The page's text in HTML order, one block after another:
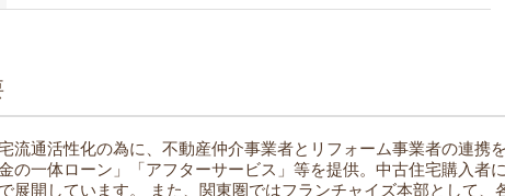
流通活性化の為に、不動産仲介事業者とリフォーム事業者の連
の一体ローン」「アフターサービス」等を提供。中古住宅購入
展開しています。
また、関東圏ではフランチャイズ本部として